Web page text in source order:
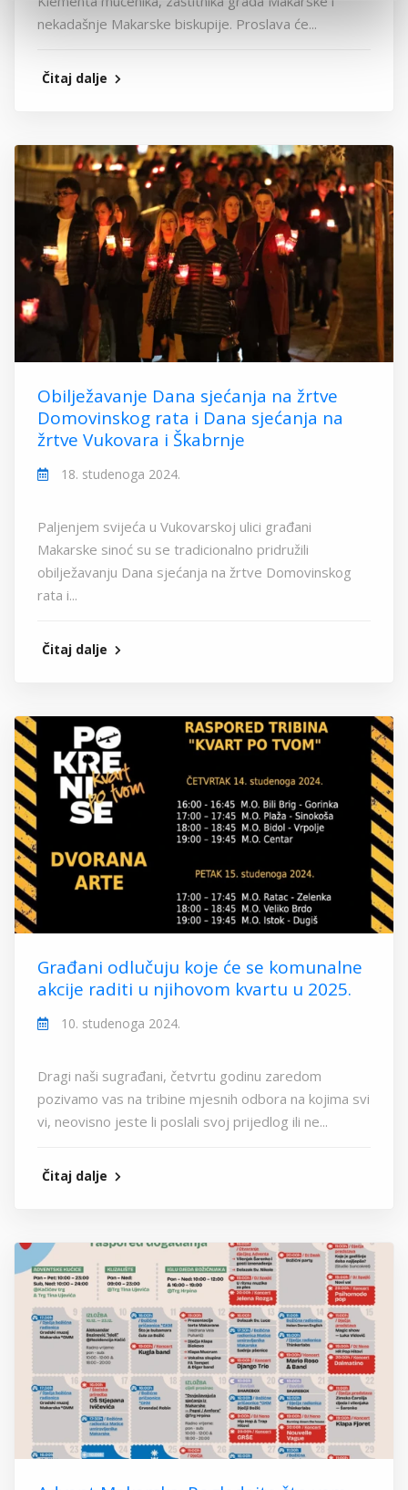
nekadašnje Makarske biskupije. Proslava će...
Čitaj dalje
Obilježavanje Dana sjećanja na žrtve
Domovinskog rata i Dana sjećanja na
žrtve Vukovara i Škabrnje
18. studenoga 2024.
Paljenjem svijeća u Vukovarskoj ulici građani
Makarske sinoć su se tradicionalno pridružili
obilježavanju Dana sjećanja na žrtve Domovinskog
rata i...
Čitaj dalje
Građani odlučuju koje će se komunalne
akcije raditi u njihovom kvartu u 2025.
10. studenoga 2024.
Dragi naši sugrađani, četvrtu godinu zaredom
pozivamo vas na tribine mjesnih odbora na kojima svi
vi, neovisno jeste li poslali svoj prijedlog ili ne...
Čitaj dalje